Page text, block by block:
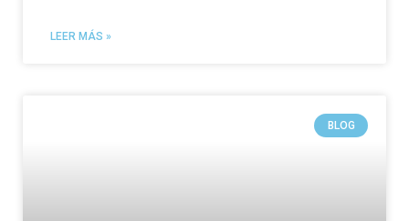
LEER MÁS »
BLOG